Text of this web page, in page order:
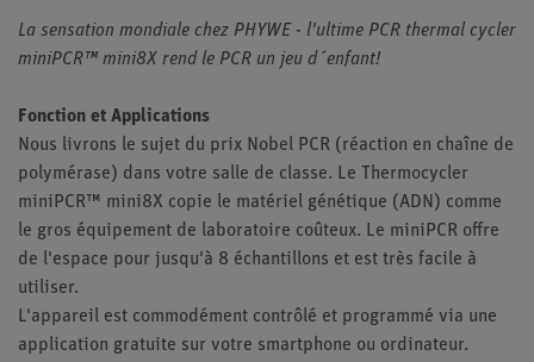
La sensation mondiale chez PHYWE - l'ultime PCR thermal cycler
miniPCR™ mini8X rend le PCR un jeu d´enfant!
Fonction et Applications
Nous livrons le sujet du prix Nobel PCR (réaction en chaîne de
polymérase) dans votre salle de classe. Le Thermocycler
miniPCR™ mini8X copie le matériel génétique (ADN) comme
le gros équipement de laboratoire coûteux. Le miniPCR offre
de l'espace pour jusqu'à 8 échantillons et est très facile à
utiliser.
L'appareil est commodément contrôlé et programmé via une
application gratuite sur votre smartphone ou ordinateur.